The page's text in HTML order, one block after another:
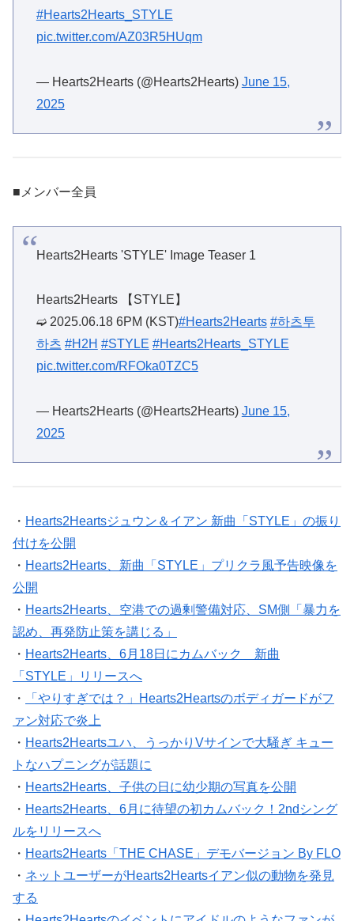
#Hearts2Hearts_STYLE
pic.twitter.com/AZ03R5HUqm
— Hearts2Hearts (@Hearts2Hearts) June 15,
2025
■メンバー全員
Hearts2Hearts 'STYLE' Image Teaser 1
Hearts2Hearts 【STYLE】
➫ 2025.06.18 6PM (KST)#Hearts2Hearts #하츠투
하츠 #H2H #STYLE #Hearts2Hearts_STYLE
pic.twitter.com/RFOka0TZC5
— Hearts2Hearts (@Hearts2Hearts) June 15,
2025
・ Hearts2Heartsジュウン＆イアン 新曲「STYLE」の振り
付けを公開
・ Hearts2Hearts、新曲「STYLE」プリクラ風予告映像を
公開
・ Hearts2Hearts、空港での過剰警備対応、SM側「暴力を
認め、再発防止策を講じる」
・ Hearts2Hearts、6月18日にカムバック 新曲
「STYLE」リリースへ
・
「やりすぎでは？」Hearts2Heartsのボディガードがフ
ァン対応で炎上
・ Hearts2Heartsユハ、うっかりVサインで大騒ぎ キュー
トなハプニングが話題に
・ Hearts2Hearts、子供の日に幼少期の写真を公開
・ Hearts2Hearts、6月に待望の初カムバック！2ndシング
ルをリリースへ
・ Hearts2Hearts「THE CHASE」デモバージョン By FLO
・ ネットユーザーがHearts2Heartsイアン似の動物を発見
する